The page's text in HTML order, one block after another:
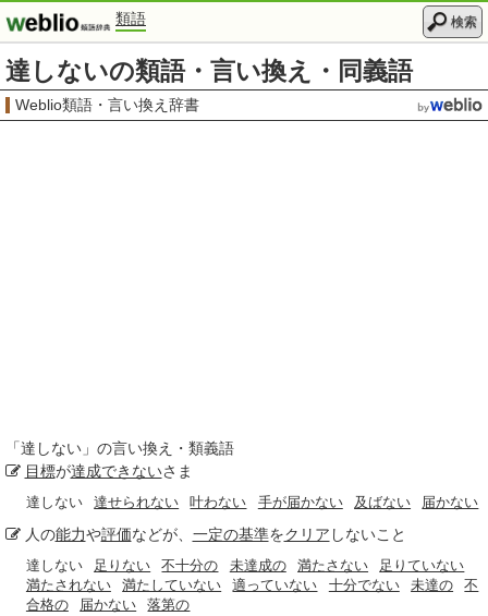
類語 検索
達しないの類語・言い換え・同義語
Weblio類語・言い換え辞書
「達しない 」の言い換え・類義語
目標が達成できないさま
達しない 達せられない 叶わない 手が届かない 及ばない 届かない
人の能力や評価などが、 一定の基準をクリア しないこと
達しない 足りない 不十分の 未達成の 満たさない
足りていない
満たされない
満たしていない 適っていない 十分でない 未達の
不
合格の
届かない 落第の